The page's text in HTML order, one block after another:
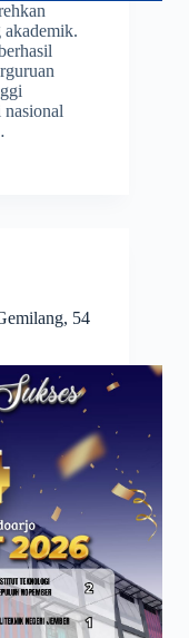
akademik.
nasional
54